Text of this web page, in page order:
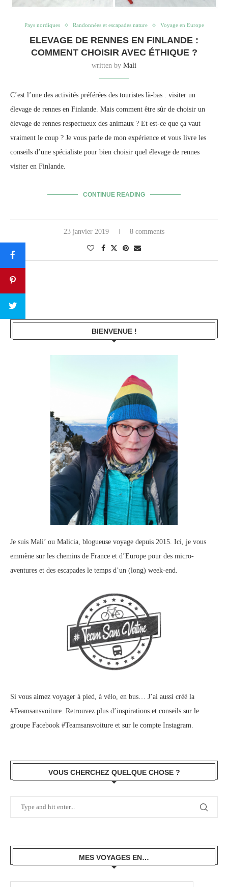
Pays nordiques Randonnées et escapades nature Voyage en Europe
ELEVAGE DE RENNES EN FINLANDE :
COMMENT CHOISIR AVEC ÉTHIQUE ?
written by Mali
C’est l’une des activités préférées des touristes là-bas : visiter un
élevage de rennes en Finlande. Mais comment être sûr de choisir un
élevage de rennes respectueux des animaux ? Et est-ce que ça vaut
vraiment le coup ? Je vous parle de mon expérience et vous livre les
conseils d’une spécialiste pour bien choisir quel élevage de rennes
visiter en Finlande.
CONTINUE READING
23 janvier 2019 8 comments
BIENVENUE !
Je suis Mali’ ou Malicia, blogueuse voyage depuis 2015. Ici, je vous
emmène sur les chemins de France et d’Europe pour des micro-
aventures et des escapades le temps d’un (long) week-end.
Si vous aimez voyager à pied, à vélo, en bus… J’ai aussi créé la
#Teamsansvoiture. Retrouvez plus d’inspirations et conseils sur le
groupe Facebook #Teamsansvoiture et sur le compte Instagram.
VOUS CHERCHEZ QUELQUE CHOSE ?
MES VOYAGES EN…